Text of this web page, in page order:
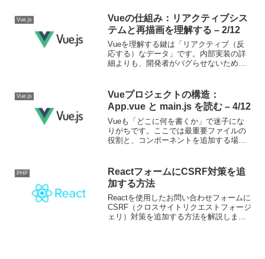
バリデーションし、不正時は確実に既定
値...
Vue.js
Vueの仕組み：リアクティブシス
テムと再描画を理解する – 2/12
Vueを理解する鍵は「リアクティブ（反
応する）なデータ」です。内部実装の詳
細よりも、開発者がバグらせないための
と、依存しているUIが自動で更新されま
す。これをリ...
Vue.js
Vueプロジェクトの構造：
App.vue と main.js を読む – 4/12
Vueも「どこに何を書くか」で迷子にな
りがちです。ここでは最重要ファイルの
役割と、コンポーネントを追加する場所
index.html：<div id="app">...
PHP
ReactフォームにCSRF対策を追
加する方法
Reactを使用したお問い合わせフォームに
CSRF（クロスサイトリクエストフォージ
ェリ）対策を追加する方法を解説しま